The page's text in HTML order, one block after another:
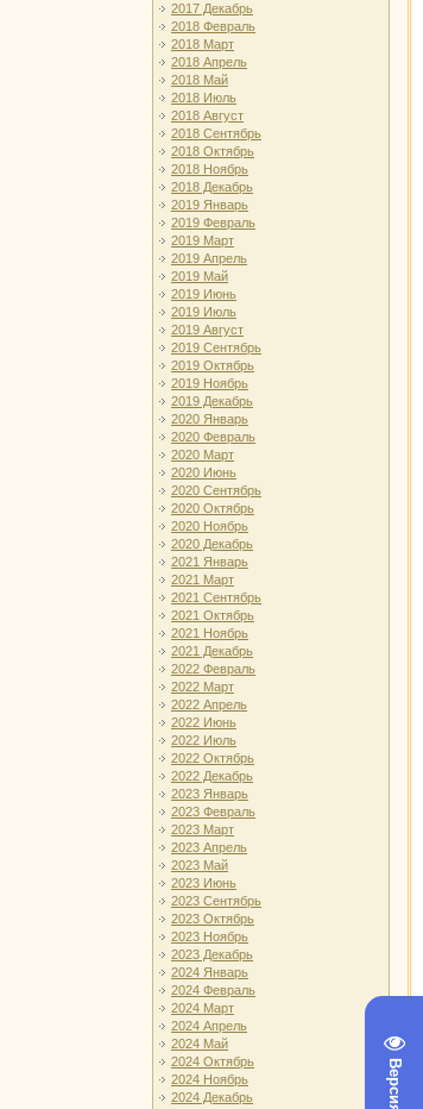
2017 Декабрь
2018 Февраль
2018 Март
2018 Апрель
2018 Май
2018 Июль
2018 Август
2018 Сентябрь
2018 Октябрь
2018 Ноябрь
2018 Декабрь
2019 Январь
2019 Февраль
2019 Март
2019 Апрель
2019 Май
2019 Июнь
2019 Июль
2019 Август
2019 Сентябрь
2019 Октябрь
2019 Ноябрь
2019 Декабрь
2020 Январь
2020 Февраль
2020 Март
2020 Июнь
2020 Сентябрь
2020 Октябрь
2020 Ноябрь
2020 Декабрь
2021 Январь
2021 Март
2021 Сентябрь
2021 Октябрь
2021 Ноябрь
2021 Декабрь
2022 Февраль
2022 Март
2022 Апрель
2022 Июнь
2022 Июль
2022 Октябрь
2022 Декабрь
2023 Январь
2023 Февраль
2023 Март
2023 Апрель
2023 Май
2023 Июнь
2023 Сентябрь
2023 Октябрь
2023 Ноябрь
2023 Декабрь
2024 Январь
2024 Февраль
2024 Март
2024 Апрель
2024 Май
2024 Октябрь
2024 Ноябрь
2024 Декабрь